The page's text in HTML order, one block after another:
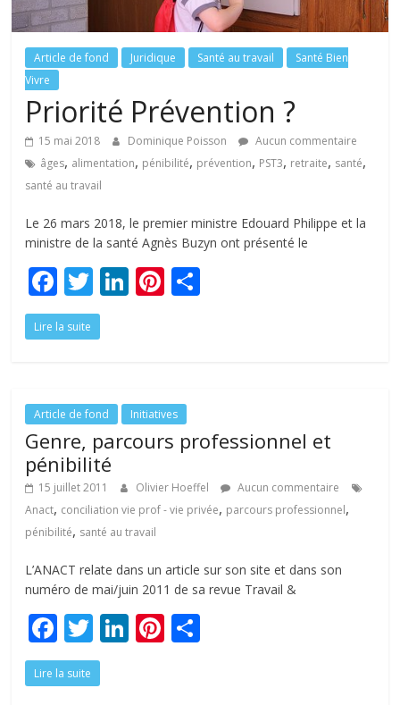
Article de fond Juridique Santé au travail
Santé Bien
Vivre
Priorité Prévention ?
15 mai 2018 Dominique Poisson
Aucun commentaire
âges, alimentation, pénibilité, prévention, PST3, retraite, santé,
santé au travail
Le 26 mars 2018, le premier ministre Edouard Philippe et la
ministre de la santé Agnès Buzyn ont présenté le
F
ac
e
o
o
k
T
w
itt
Li
dI
n
Pi
st
Lire la suite
Article de fond Initiatives
Genre, parcours professionnel et
pénibilité
15 juillet 2011 Olivier Hoeffel
Aucun commentaire
Anact, conciliation vie prof - vie privée, parcours professionnel,
pénibilité, santé au travail
L’ANACT relate dans un article sur son site et dans son
numéro de mai/juin 2011 de sa revue Travail &
F
ac
e
T
w
itt
Li Pi
Lire la suite